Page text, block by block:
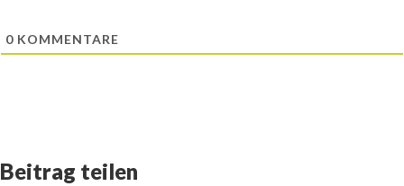
0 KOMMENTARE
Beitrag teilen